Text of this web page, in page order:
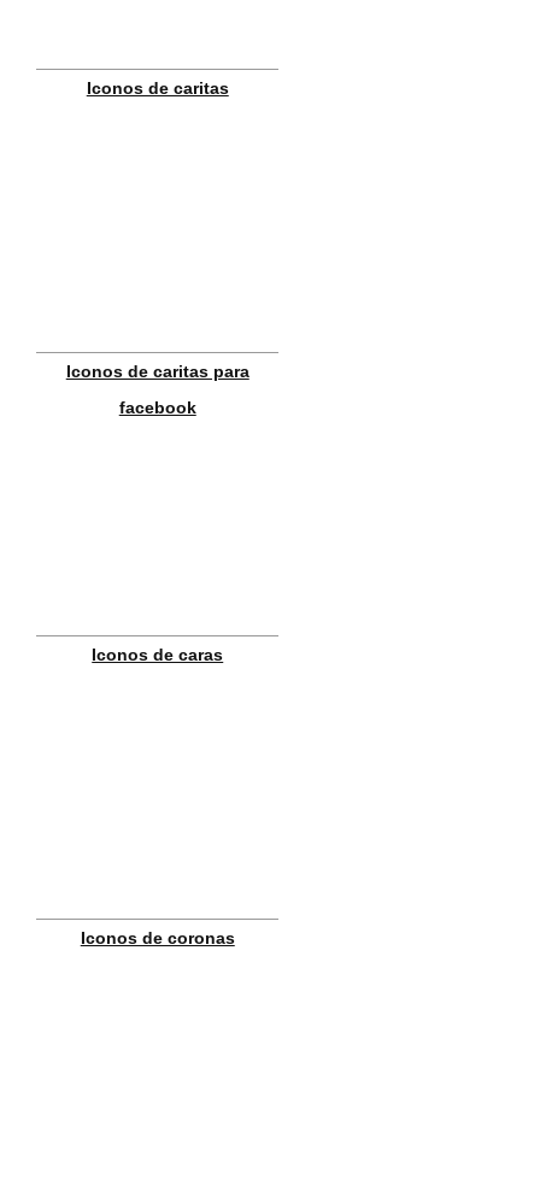
Iconos de caritas
Iconos de caritas para
facebook
Iconos de caras
Iconos de coronas